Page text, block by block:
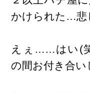
かけられた…悲
えぇ……はい(
の間お付き合い